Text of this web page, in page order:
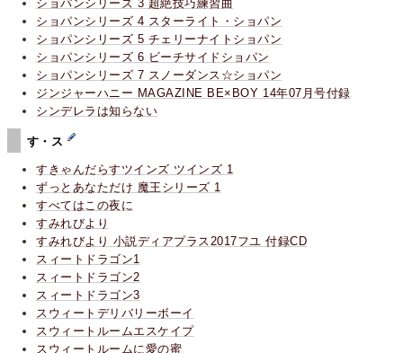
ショパンシリーズ 3 超絶技巧練習曲
ショパンシリーズ 4 スターライト・ショパン
ショパンシリーズ 5 チェリーナイトショパン
ショパンシリーズ 6 ビーチサイドショパン
ショパンシリーズ 7 スノーダンス☆ショパン
ジンジャーハニー MAGAZINE BE×BOY 14年07月号付録
シンデレラは知らない
す・ス
すきゃんだらすツインズ ツインズ 1
ずっとあなただけ 魔王シリーズ 1
すべてはこの夜に
すみれびより
すみれびより 小説ディアプラス2017フユ 付録CD
スィートドラゴン1
スィートドラゴン2
スィートドラゴン3
スウィートデリバリーボーイ
スウィートルームエスケイプ
スウィートルームに愛の蜜